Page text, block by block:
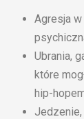
Agresja
Ubrania,
które
hip-